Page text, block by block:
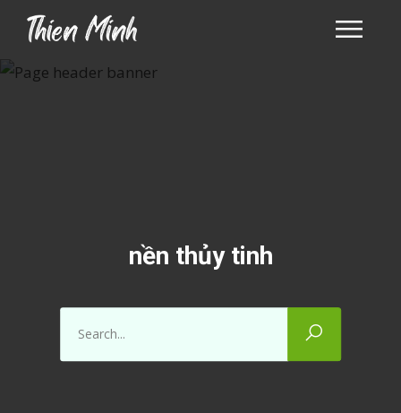
nền thủy tinh